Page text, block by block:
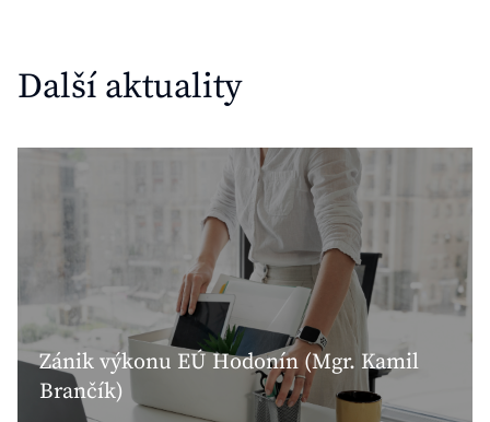
Další aktuality
Zánik výkonu EÚ Hodonín (Mgr. Kamil
Brančík)